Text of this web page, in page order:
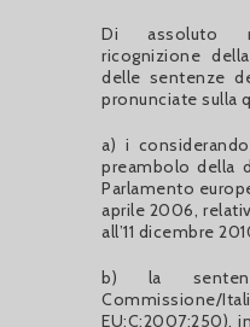
Di assoluto
ricognizione
delle sentenze
pronunciate sulla
a) i
preambolo della
Parlamento
aprile 2006,
all’11 dicembre
b) la
EU:C:2007:250),